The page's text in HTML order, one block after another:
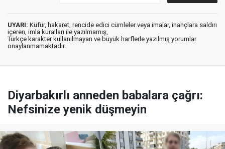
UYARI: Küfür, hakaret, rencide edici cümleler veya imalar, inançlara saldırı
içeren, imla kuralları ile yazılmamış,
Türkçe karakter kullanılmayan ve büyük harflerle yazılmış yorumlar
onaylanmamaktadır.
Diyarbakırlı anneden babalara çağrı:
Nefsinize yenik düşmeyin